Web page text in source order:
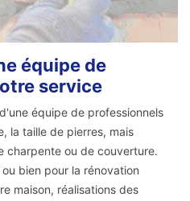
équipe de
service
équipe de professionnels
la taille de pierres, mais
charpente ou de couverture.
bien pour la rénovation
maison, réalisations des